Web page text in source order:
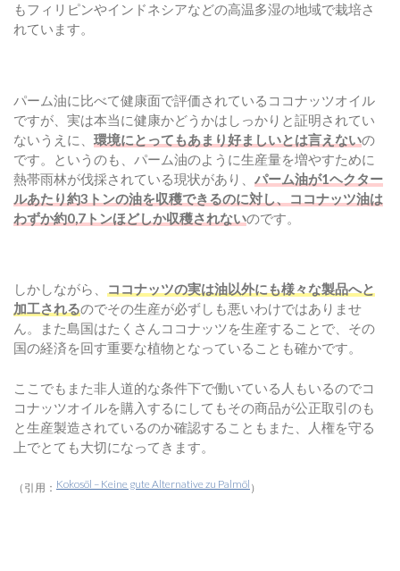
もフィリピンやインドネシアなどの高温多湿の地域で栽培さ
れています。
パーム油に比べて健康面で評価されているココナッツオイル
ですが、実は本当に健康かどうかはしっかりと証明されてい
ないうえに、 環境にとってもあまり好ましいとは言えないの
です。というのも、パーム油のように生産量を増やすために
熱帯雨林が伐採されている現状があり、 パーム油が1ヘクター
ルあたり約3トンの油を収穫できるのに対し、ココナッツ油は
わずか約0,7トンほどしか収穫されないのです。
しかしながら、
ココナッツの実は油以外にも様々な製品へと
加工されるのでその生産が必ずしも悪いわけではありませ
ん。また島国はたくさんココナッツを生産することで、その
国の経済を回す重要な植物となっていることも確かです。
ここでもまた非人道的な条件下で働いている人もいるのでコ
コナッツオイルを購入するにしてもその商品が公正取引のも
と生産製造されているのか確認することもまた、人権を守る
上でとても大切になってきます。
（引用： Kokosöl – Keine gute Alternative zu Palmöl ）